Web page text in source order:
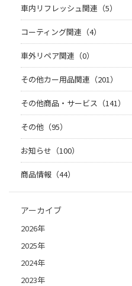
車内リフレッシュ関連（5）
コーティング関連（4）
車外リペア関連（0）
その他カー用品関連（201）
その他商品・サービス（141）
その他（95）
お知らせ（100）
商品情報（44）
アーカイブ
2026年
2025年
2024年
2023年